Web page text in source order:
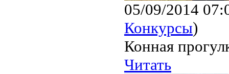
05/09/2014
Конкурсы)
Конная
Читать